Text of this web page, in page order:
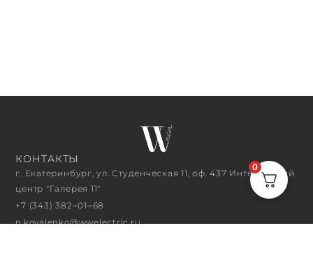
КОНТАКТЫ
г. Екатеринбург, ул. Студенческая 11, оф. 437 Интерьерный
центр "Галерея 11"
+7 (343) 382‒01‒68
n.kovalenko@wwelectric.ru
0